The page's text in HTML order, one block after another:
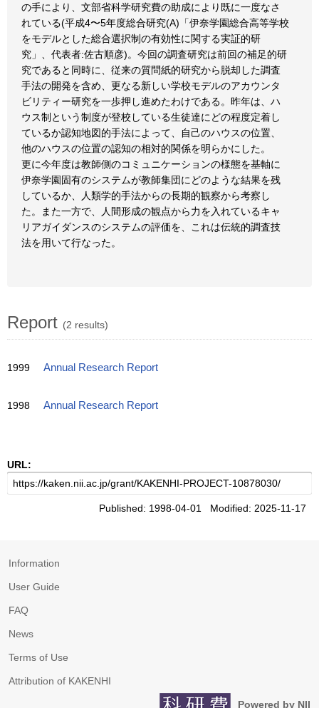
の手により、文部省科学研究費の助成により既に一度なさ
れている(平成4〜5年度総合研究(A)「伊奈学園総合高等学校
をモデルとした総合選択制の有効性に関する実証的研
究」、代表者:佐古順彦)。今回の調査研究は前回の補足的研
究であると同時に、従来の質問紙的研究から脱却した調査
手法の開発を含め、更なる新しい学校モデルのアカウンタ
ビリティー研究を一歩押し進めたわけである。昨年は、ハ
ウス制という制度が登校している生徒達にどの程度定着し
ているか認知地図的手法によって、自己のハウスの位置、
他のハウスの位置の認知の相対的関係を明らかにした。
更に今年度は教師側のコミュニケーションの様態を基軸に
伊奈学園固有のシステムが教師集団にどのような結果を残
しているか、人類学的手法からの長期的観察から考察し
た。また一方で、人間形成の観点から力を入れているキャ
リアガイダンスのシステムの評価を、これは伝統的調査技
法を用いて行なった。
Report (2 results)
1999 Annual Research Report
1998 Annual Research Report
URL:
Published: 1998-04-01 Modified: 2025-11-17
Information
User Guide
FAQ
News
Terms of Use
Attribution of KAKENHI
Powered by NII